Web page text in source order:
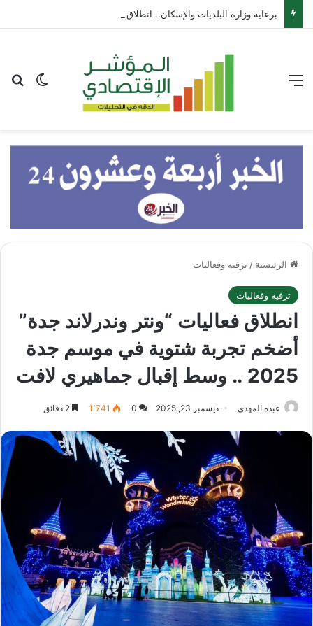
الوضع
الرئيسية / ترفيه وفعاليات
ترفيه وفعاليات
انطلاق فعاليات “ونتر وندرلاند جدة”
أضخم تجربة شتوية في موسم جدة
2025 .. وسط إقبال جماهيري لافت
عبده المهدي ديسمبر 23, 2025 0 1٬741